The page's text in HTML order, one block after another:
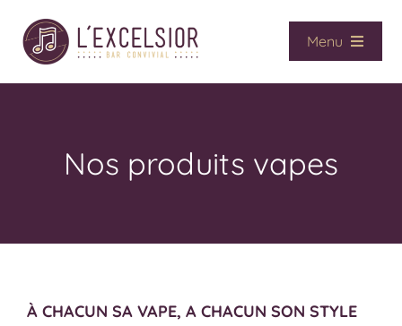
contenu
Menu
Accueil
Vape
Nos produits vapes
À CHACUN SA VAPE, A CHACUN SON STYLE